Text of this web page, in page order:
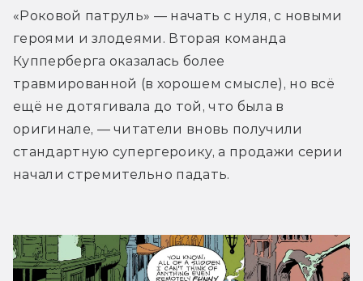
«Роковой патруль» — начать с нуля, с новыми
героями и злодеями. Вторая команда
Купперберга оказалась более
травмированной (в хорошем смысле), но всё
ещё не дотягивала до той, что была в
оригинале, — читатели вновь получили
стандартную супергероику, а продажи серии
начали стремительно падать.